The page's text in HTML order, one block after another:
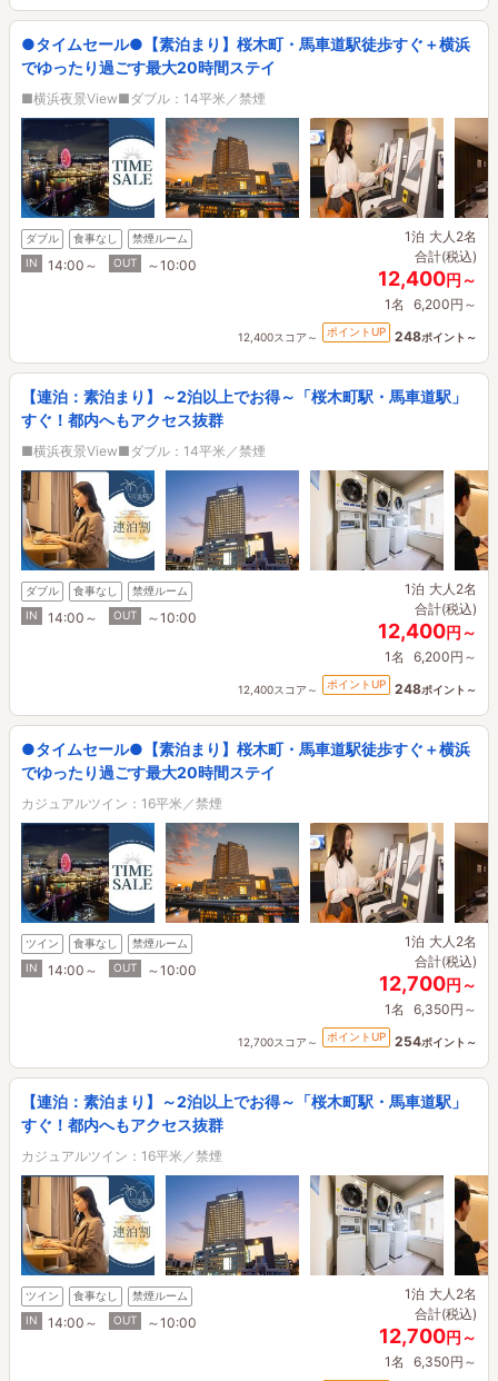
●タイムセール●【素泊まり】桜木町・馬車道駅徒歩すぐ＋横浜
でゆったり過ごす最大20時間ステイ
■横浜夜景View■ダブル：14平米／禁煙
ダブル 食事なし
禁煙ルーム
IN
14:00～ OUT ～10:00
1泊 大人2名
合計(税込)
12,400円～
1名 6,200円～
12,400スコア～ ポイントUP 248ポイント～
【連泊：素泊まり】～2泊以上でお得～「桜木町駅・馬車道駅」
すぐ！都内へもアクセス抜群
■横浜夜景View■ダブル：14平米／禁煙
ダブル 食事なし
禁煙ルーム
IN
14:00～ OUT ～10:00
1泊 大人2名
合計(税込)
12,400円～
1名 6,200円～
12,400スコア～ ポイントUP 248ポイント～
●タイムセール●【素泊まり】桜木町・馬車道駅徒歩すぐ＋横浜
でゆったり過ごす最大20時間ステイ
カジュアルツイン：16平米／禁煙
ツイン 食事なし
禁煙ルーム
IN
14:00～ OUT ～10:00
1泊 大人2名
合計(税込)
12,700円～
1名 6,350円～
12,700スコア～ ポイントUP 254ポイント～
【連泊：素泊まり】～2泊以上でお得～「桜木町駅・馬車道駅」
すぐ！都内へもアクセス抜群
カジュアルツイン：16平米／禁煙
ツイン 食事なし
禁煙ルーム
IN
14:00～ OUT ～10:00
1泊 大人2名
合計(税込)
12,700円～
1名 6,350円～